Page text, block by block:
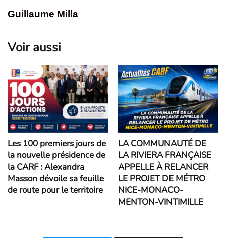
Guillaume Milla
Voir aussi
Les 100 premiers jours de
la nouvelle présidence de
la CARF : Alexandra
Masson dévoile sa feuille
de route pour le territoire
LA COMMUNAUTÉ DE
LA RIVIERA FRANÇAISE
APPELLE À RELANCER
LE PROJET DE MÉTRO
NICE-MONACO-
MENTON-VINTIMILLE